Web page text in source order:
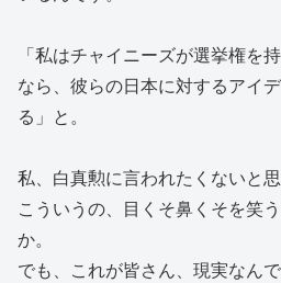
「私はチャイニーズが選挙権を
なら、彼らの日本に対するアイ
る」と。
私、白真勲に言われたくないと思
こういうの、目くそ鼻くそを笑
か。
でも、これが皆さん、現実なんで